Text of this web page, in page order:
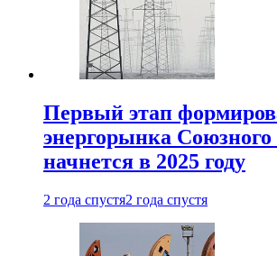
Первый этап
энергорынка Союзного
начнется в 2025 году
2 года спустя2 года спустя